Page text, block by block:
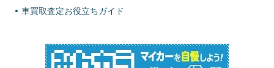
車買取査定お役立ちガイド